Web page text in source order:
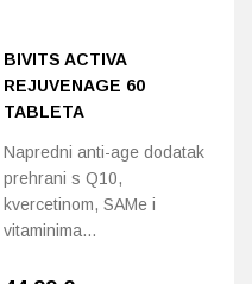
BIVITS ACTIVA
REJUVENAGE 60
TABLETA
Napredni anti-age dodatak
prehrani s Q10,
kvercetinom, SAMe i
vitaminima…